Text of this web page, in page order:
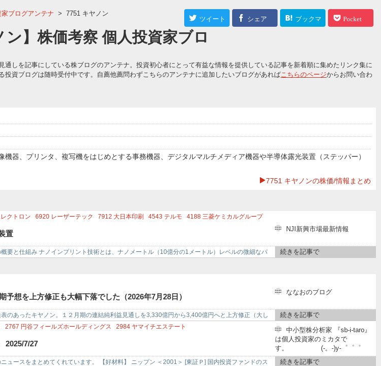
ブログアンテナ > 7751 キヤノン
ツイート シェア ブックマ Pocket
ン】株価考察 個人投資家ブロ
通しを記事にしている株ブログのアンテナ。投資初心者にとって有益な情報を提供している記事を新着順に集めたリンク集に
投資ブログは随時受付中です。自薦他薦問わずこちらのアンテナに追加したいブログがあればこちらのページからお問い合わ
機器、プリンタ、複写機をはじめとする事務機器、デジタルマルチメディア機器や半導体露光装置（ステッパー）
7751 キヤノンの株価/情報まとめ
クトロン 6920 レーザーテック 7912 大日本印刷 4543 テルモ 4188 三菱ケミカルグループ
NJI新興市場最新情報
置
要と仕組み ナノインプリント技術とは、ナノメートル（10億分の1メートル）レベルの微細なパ
続きを記事で
ななおのブログ
予想を上方修正も大幅下落でした（2026年7月28日）
のあったキヤノン。１２月期の連結純利益見通しを3,330億円から3,400億円へと上方修正（大し
続きを記事で
2767 円谷フィールズホールディングス 2984 ヤマイチエステート
ィングス 4379PHOTOSYNTH 4579ラクオリ
中小型株分析家 『sb-i-taro』
は個人投資家のミカタで
す。 (-。-)y-゜゜゜
2025/7/27
ュースをまとめてくれています。 【好材料】 ニップン ＜2001＞ [東証Ｐ] 国内投資ファンドのス
続きを記事で